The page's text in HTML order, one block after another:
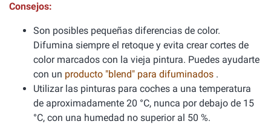
Consejos:
Son posibles pequeñas diferencias de color.
Difumina siempre el retoque y evita crear cortes de
color marcados con la vieja pintura. Puedes ayudarte
con un producto "blend" para difuminados .
Utilizar las pinturas para coches a una temperatura
de aproximadamente 20 °C, nunca por debajo de 15
°C, con una humedad no superior al 50 %.